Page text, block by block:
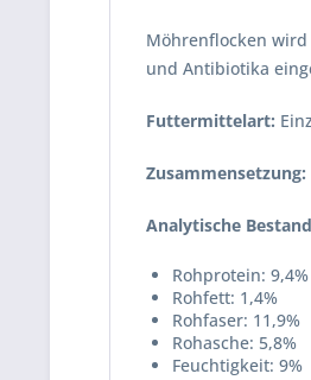
Möhrenflocken
und Antibiotika
Futtermittelart:
Zusammensetzung:
Analytische
Rohprotein: 9,4%
Rohfett: 1,4%
Rohfaser: 11,9%
Rohasche: 5,8%
Feuchtigkeit: 9%